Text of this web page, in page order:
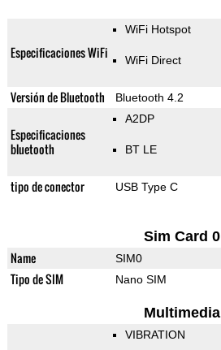
Especificaciones WiFi
WiFi Hotspot
WiFi Direct
Versión de Bluetooth Bluetooth 4.2
Especificaciones
bluetooth
A2DP
BT LE
tipo de conector USB Type C
Sim Card 0
Name SIM0
Tipo de SIM Nano SIM
Multimedia
VIBRATION